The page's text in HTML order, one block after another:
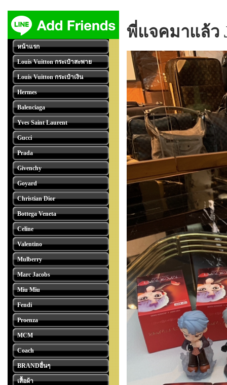
หน้าแรก
Louis Vuitton กระเป๋าสะพาย
Louis Vuitton กระเป๋าเงิน
Hermes
Balenciaga
Yves Saint Laurent
Gucci
Prada
Givenchy
Goyard
Christian Dior
Bottega Veneta
Celine
Valentino
Mulberry
Marc Jacobs
Miu Miu
Fendi
Proenza
MCM
Coach
BRANDอื่นๆ
เสื้อผ้า
พี่แจคมาแล้ว